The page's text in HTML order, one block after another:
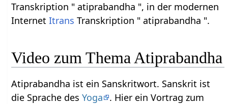
Transkription " atiprabandha ", in der modernen
InternetItrans Transkription " atiprabandha ".
Video zum Thema Atiprabandha
Atiprabandha ist ein Sanskritwort. Sanskrit ist
die Sprache desYoga
. Hier ein Vortrag zum